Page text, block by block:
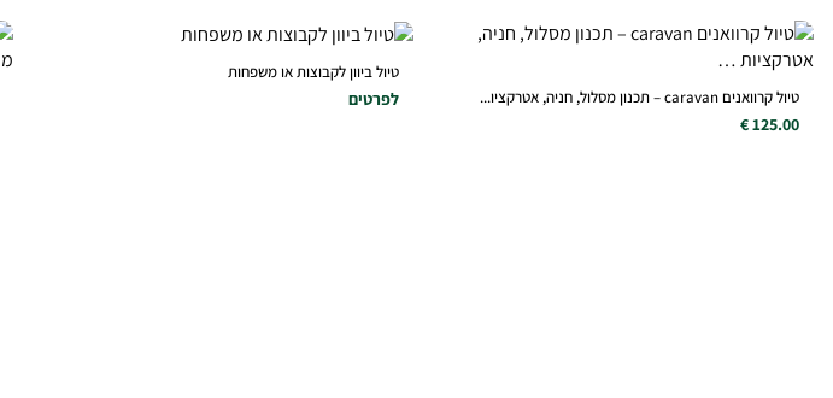
טיול קרוואנים caravan – תכנון מסלול, חניה, אטרקציו...
125.00 €
טיול ביוון לקבוצות או משפחות
לפרטים